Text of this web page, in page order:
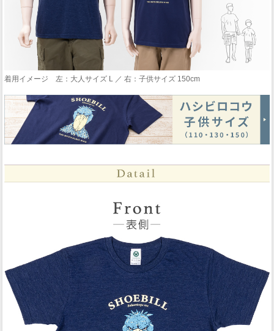
着用イメージ 左：大人サイズ L ／ 右：子供サイズ 150cm